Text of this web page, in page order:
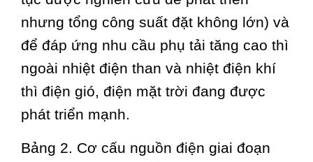
nhưng tổng công suất đặt không lớn) và
để đáp ứng nhu cầu phụ tải tăng cao thì
ngoài nhiệt điện than và nhiệt điện khí
thì điện gió, điện mặt trời đang được
phát triển mạnh.
Bảng 2. Cơ cấu nguồn điện giai đoạn